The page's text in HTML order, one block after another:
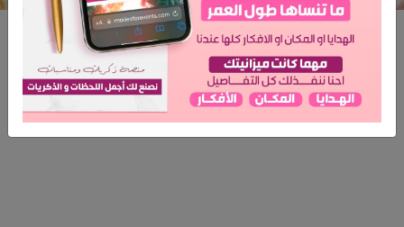
منسق الحفلات محمد الرحبيني
المدينة: جدة